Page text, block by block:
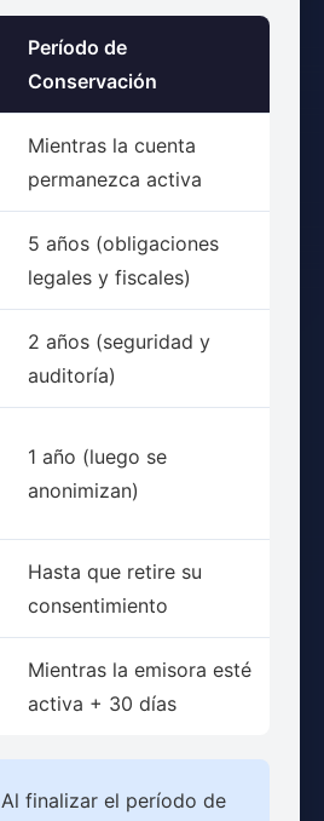
Período de
Conservación
Mientras la cuenta
permanezca activa
5 años (obligaciones
legales y fiscales)
2 años (seguridad y
auditoría)
1 año (luego se
anonimizan)
Hasta que retire su
consentimiento
Mientras la emisora esté
activa + 30 días
Al finalizar el período de